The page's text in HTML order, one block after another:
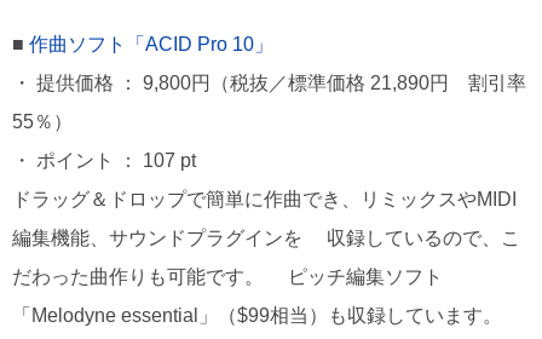
■ 作曲ソフト「ACID Pro 10」
・ 提供価格 ： 9,800円（税抜／標準価格 21,890円 割引率
55％）
・ ポイント ： 107 pt
ドラッグ＆ドロップで簡単に作曲でき、リミックスやMIDI
編集機能、サウンドプラグインを 収録しているので、こ
だわった曲作りも可能です。 ピッチ編集ソフト
「Melodyne essential」（$99相当）も収録しています。